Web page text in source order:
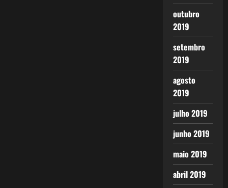
outubro
2019
setembro
2019
agosto
2019
julho 2019
junho 2019
maio 2019
abril 2019